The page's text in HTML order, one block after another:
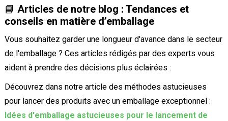
📘 Articles de notre blog : Tendances et
conseils en matière d’emballage
Vous souhaitez garder une longueur d'avance dans le secteur
de l'emballage ? Ces articles rédigés par des experts vous
aident à prendre des décisions plus éclairées :
Découvrez dans notre article des méthodes astucieuses
pour lancer des produits avec un emballage exceptionnel :
Idées d'emballage astucieuses pour le lancement de